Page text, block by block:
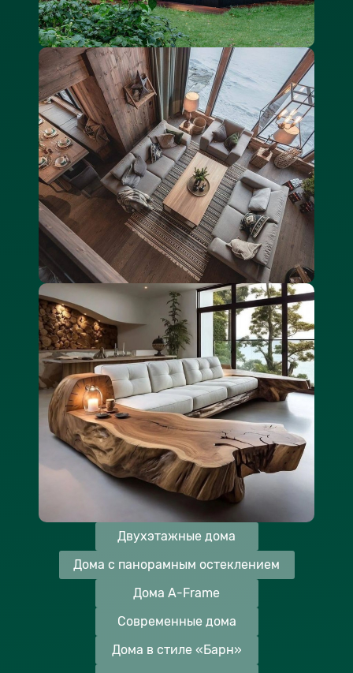
Двухэтажные дома
Дома с панорамным остеклением
Дома A-Frame
Современные дома
Дома в стиле «Барн»